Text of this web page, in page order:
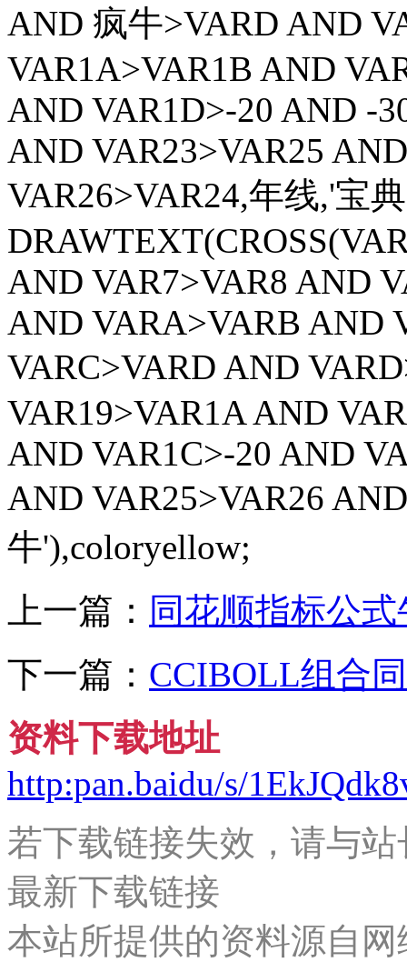
AND 疯牛>VARD AND
VAR1A>VAR1B AND
AND VAR1D>-20 AND -
AND VAR23>VAR25
VAR26>VAR24,年线,'宝
AND VAR7>VAR8 AND
AND VARA>VARB AND
VARC>VARD AND
VAR19>VAR1A AND
AND VAR1C>-20 AND
AND VAR25>VAR26
牛'),coloryellow;
上一篇： 同花顺指标公
下一篇： CCIBOLL组合
资料下载地址
http:pan.baidu/s/
若下载链接失效，请与站
最新下载链接
本站所提供的资料源自